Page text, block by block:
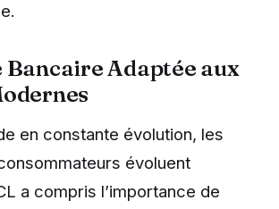
Adaptée aux
en constante évolution, les
évoluent
a compris l’importance de